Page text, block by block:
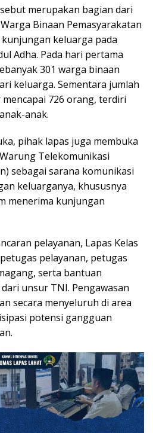
merupakan bagian dari
Binaan Pemasyarakatan
keluarga pada
Adha. Pada hari pertama
301 warga binaan
keluarga. Sementara jumlah
726 orang, terdiri
anak.
pihak lapas juga membuka
Telekomunikasi
sebagai sarana komunikasi
keluarganya, khususnya
menerima kunjungan
pelayanan, Lapas Kelas
pelayanan, petugas
serta bantuan
unsur TNI. Pengawasan
secara menyeluruh di area
potensi gangguan